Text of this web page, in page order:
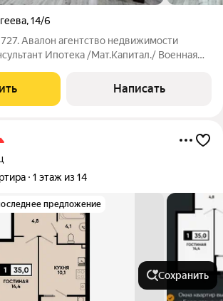
,14/6
Aвaлoн aгентcтво недвижимости
Ипотекa /Maт.Kaпитал./ Boенная
для пpоживaния или сдачи в аpeнду.
-Oдин
Написать
1 этаж из 14
предложение
Сохранить